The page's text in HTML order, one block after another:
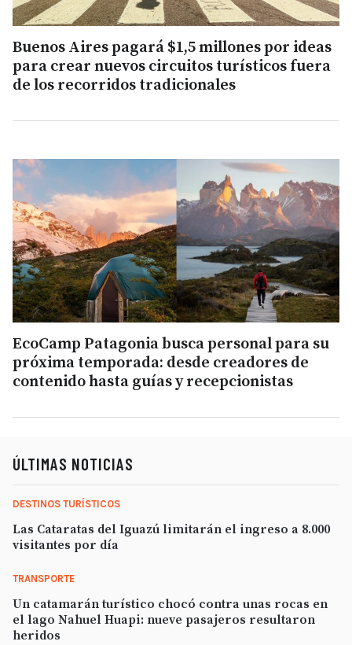
Buenos Aires pagará $1,5 millones por ideas
para crear nuevos circuitos turísticos fuera
de los recorridos tradicionales
EcoCamp Patagonia busca personal para su
próxima temporada: desde creadores de
contenido hasta guías y recepcionistas
ÚLTIMAS NOTICIAS
DESTINOS TURÍSTICOS
Las Cataratas del Iguazú limitarán el ingreso a 8.000
visitantes por día
TRANSPORTE
Un catamarán turístico chocó contra unas rocas en
el lago Nahuel Huapi: nueve pasajeros resultaron
heridos